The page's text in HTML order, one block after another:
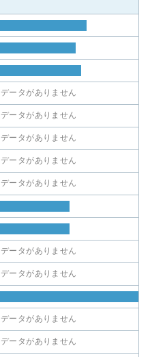
データがありません
データがありません
データがありません
データがありません
データがありません
データがありません
データがありません
データがありません
データがありません